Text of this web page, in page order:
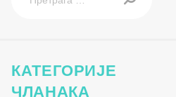
КАТЕГОРИЈЕ
ЧЛАНАКА